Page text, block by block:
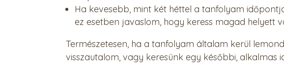
Ha kevesebb, mint két héttel a tanfolyam
ez esetben javaslom, hogy keress magad helyett
Természetesen, ha a tanfolyam általam kerül
visszautalom, vagy keresünk egy későbbi, alkalmas